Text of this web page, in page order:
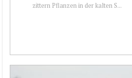
zittern Pflanzen in der kalten S...